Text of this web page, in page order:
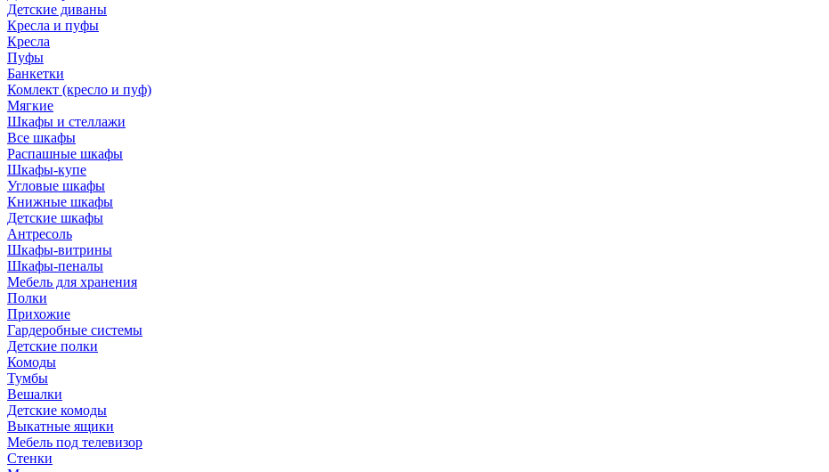
Детские диваны
Кресла и пуфы
Кресла
Пуфы
Банкетки
Комлект (кресло и пуф)
Мягкие
Шкафы и стеллажи
Все шкафы
Распашные шкафы
Шкафы-купе
Угловые шкафы
Книжные шкафы
Детские шкафы
Антресоль
Шкафы-витрины
Шкафы-пеналы
Мебель для хранения
Полки
Прихожие
Гардеробные системы
Детские полки
Комоды
Тумбы
Вешалки
Детские комоды
Выкатные ящики
Мебель под телевизор
Стенки